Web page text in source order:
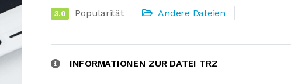
3.0 Popularität Andere Dateien
INFORMATIONEN ZUR DATEI TRZ